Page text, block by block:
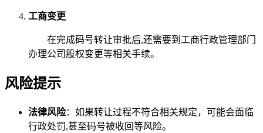
工商变更
在完成码号转让审批后,还需要到工商行政管理部门
办理公司股权变更等相关手续。
风险提示
法律风险：如果转让过程不符合相关规定，可能会面临
行政处罚,甚至码号被收回等风险。